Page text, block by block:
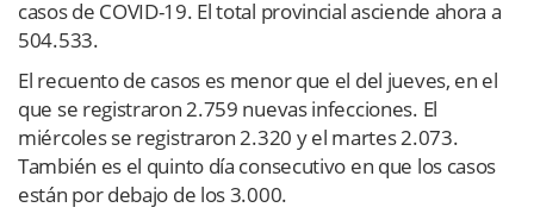
casos de COVID-19. El total provincial asciende ahora a
504.533.
El recuento de casos es menor que el del jueves, en el
que se registraron 2.759 nuevas infecciones. El
miércoles se registraron 2.320 y el martes 2.073.
También es el quinto día consecutivo en que los casos
están por debajo de los 3.000.